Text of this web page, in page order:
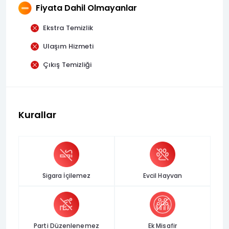
Fiyata Dahil Olmayanlar
Ekstra Temizlik
Ulaşım Hizmeti
Çıkış Temizliği
Kurallar
Sigara İçilemez Evcil Hayvan
Parti Düzenlenemez Ek Misafir